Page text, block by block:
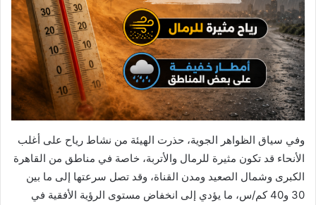
وفي سياق الظواهر الجوية، حذرت الهيئة من نشاط رياح على أغلب
الأنحاء قد تكون مثيرة للرمال والأتربة، خاصة في مناطق من القاهرة
الكبرى وشمال الصعيد ومدن القناة، وقد تصل سرعتها إلى ما بين
30 و40 كم/س، ما يؤدي إلى انخفاض مستوى الرؤية الأفقية في